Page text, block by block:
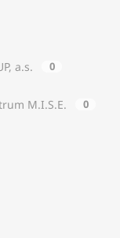
a.s. 0
M.I.S.E. 0